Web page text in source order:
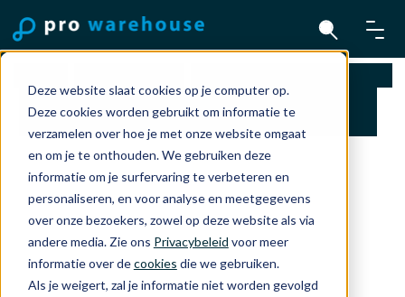
Deze website slaat cookies op je computer op.
Deze cookies worden gebruikt om informatie te
verzamelen over hoe je met onze website omgaat
en om je te onthouden. We gebruiken deze
informatie om je surfervaring te verbeteren en
personaliseren, en voor analyse en meetgegevens
over onze bezoekers, zowel op deze website als via
andere media. Zie ons Privacybeleid voor meer
informatie over decookies die we gebruiken.
Als je weigert, zal je informatie niet worden gevolgd
Magnestische Oplaadkabel voor Apple Watch